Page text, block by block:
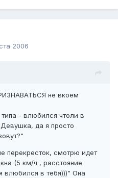
2006
не вкоем
- влюбился чтоли в
да я просто
смотрю идет
(5 км/ч , расстояние
влюбился в тебя)))" Она